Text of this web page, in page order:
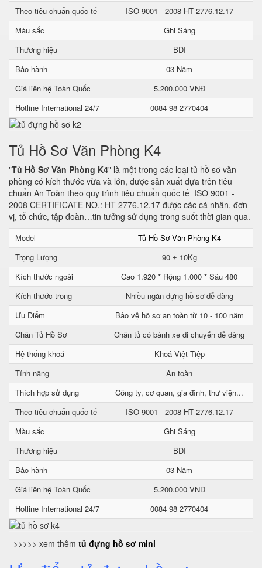
Theo tiêu chuẩn quốc tế
ISO 9001 - 2008 HT 2776.12.17
Màu sắc
Ghi Sáng
Thương hiệu
BDI
Bảo hành
03 Năm
Giá liên hệ Toàn Quốc
5.200.000 VNĐ
Hotline International 24/7
0084 98 2770404
Tủ Hồ Sơ Văn Phòng K4
"Tủ Hồ Sơ Văn Phòng K4" là một trong các loại tủ hồ sơ văn
phòng có kích thước vừa và lớn, được sản xuất dựa trên tiêu
chuẩn An Toàn theo quy trình tiêu chuẩn quốc tế ISO 9001 -
2008 CERTIFICATE NO.: HT 2776.12.17 được các cá nhân, đơn
vị, tổ chức, tập đoàn…tin tưởng sử dụng trong suốt thời gian qua.
Model
Tủ Hồ Sơ Văn Phòng K4
Trọng Lượng
90 ± 10Kg
Kích thước ngoài
Cao 1.920 * Rộng 1.000 * Sâu 480
Kích thước trong
Nhiều ngăn đựng hồ sơ dễ dàng
Ưu Điểm
Bảo vệ hồ sơ an toàn từ 10 - 100 năm
Chân Tủ Hồ Sơ
Chân tủ có bánh xe di chuyển dễ dàng
Hệ thống khoá
Khoá Việt Tiệp
Tính năng
An toàn
Thích hợp sử dụng
Công ty, cơ quan, gia đình, thư viện...
Theo tiêu chuẩn quốc tế
ISO 9001 - 2008 HT 2776.12.17
Màu sắc
Ghi Sáng
Thương hiệu
BDI
Bảo hành
03 Năm
Giá liên hệ Toàn Quốc
5.200.000 VNĐ
Hotline International 24/7
0084 98 2770404
>>>>> xem thêm tủ đựng hồ sơ mini